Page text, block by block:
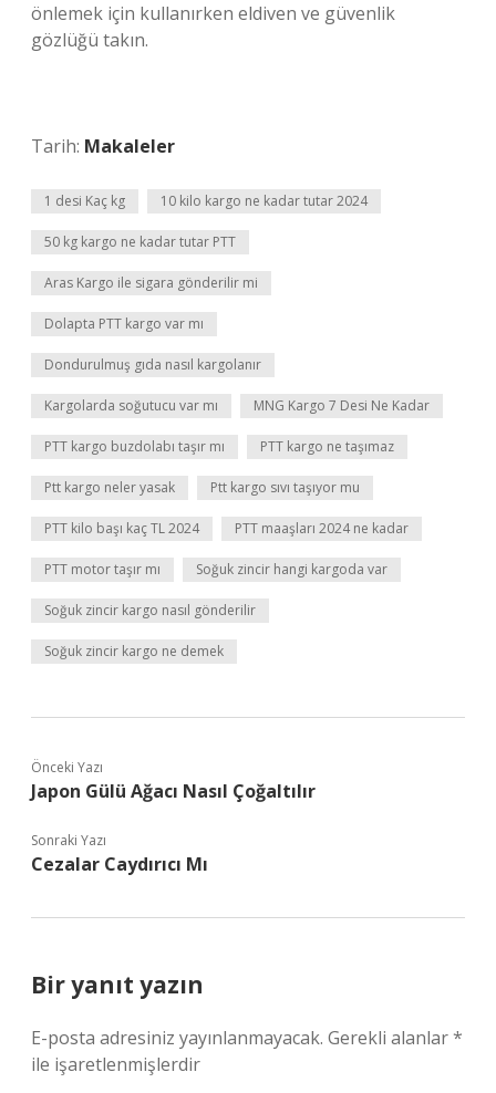
önlemek için kullanırken eldiven ve güvenlik
gözlüğü takın.
Tarih: Makaleler
1 desi Kaç kg 10 kilo kargo ne kadar tutar 2024
50 kg kargo ne kadar tutar PTT
Aras Kargo ile sigara gönderilir mi
Dolapta PTT kargo var mı
Dondurulmuş gıda nasıl kargolanır
Kargolarda soğutucu var mı MNG Kargo 7 Desi Ne Kadar
PTT kargo buzdolabı taşır mı PTT kargo ne taşımaz
Ptt kargo neler yasak Ptt kargo sıvı taşıyor mu
PTT kilo başı kaç TL 2024 PTT maaşları 2024 ne kadar
PTT motor taşır mı Soğuk zincir hangi kargoda var
Soğuk zincir kargo nasıl gönderilir
Soğuk zincir kargo ne demek
Önceki Yazı
Japon Gülü Ağacı Nasıl Çoğaltılır
Sonraki Yazı
Cezalar Caydırıcı Mı
Bir yanıt yazın
E-posta adresiniz yayınlanmayacak. Gerekli alanlar*
ile işaretlenmişlerdir